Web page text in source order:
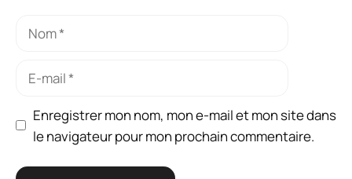
Nom
Enregistrer mon nom, mon e-mail et mon site dans
le navigateur pour mon prochain commentaire.